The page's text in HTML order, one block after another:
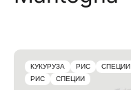
КУКУРУЗА РИС СПЕЦИИ
РИС
СПЕЦИИ